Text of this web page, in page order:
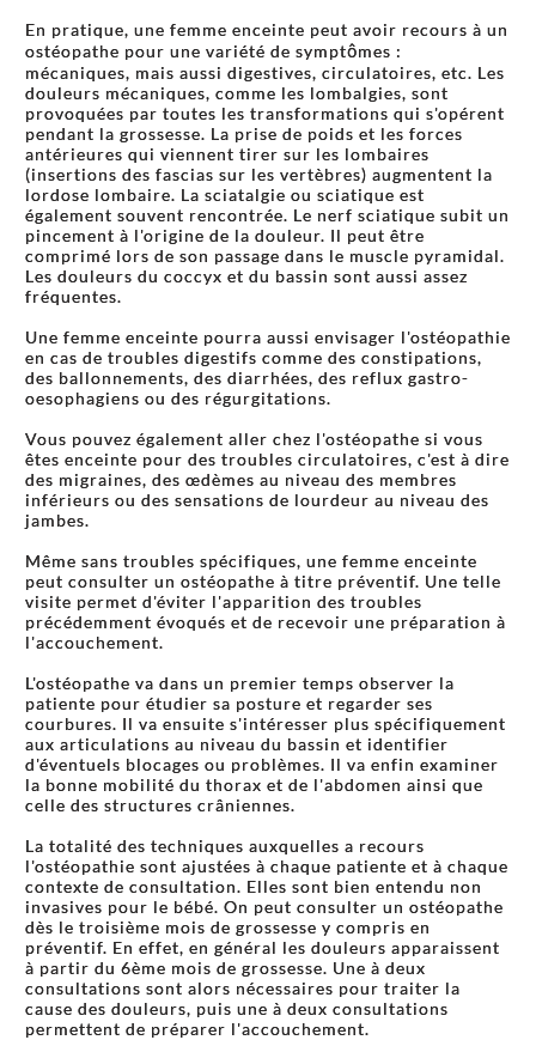
En pratique, une femme enceinte peut avoir recours à un
ostéopathe pour une variété de symptômes :
mécaniques, mais aussi digestives, circulatoires, etc. Les
douleurs mécaniques, comme les lombalgies, sont
provoquées par toutes les transformations qui s'opérent
pendant la grossesse. La prise de poids et les forces
antérieures qui viennent tirer sur les lombaires
(insertions des fascias sur les vertèbres) augmentent la
lordose lombaire. La sciatalgie ou sciatique est
également souvent rencontrée. Le nerf sciatique subit un
pincement à l'origine de la douleur. Il peut être
comprimé lors de son passage dans le muscle pyramidal.
Les douleurs du coccyx et du bassin sont aussi assez
fréquentes.
Une femme enceinte pourra aussi envisager l'ostéopathie
en cas de troubles digestifs comme des constipations,
des ballonnements, des diarrhées, des reflux gastro-
oesophagiens ou des régurgitations.
Vous pouvez également aller chez l'ostéopathe si vous
êtes enceinte pour des troubles circulatoires, c'est à dire
des migraines, des œdèmes au niveau des membres
inférieurs ou des sensations de lourdeur au niveau des
jambes.
Même sans troubles spécifiques, une femme enceinte
peut consulter un ostéopathe à titre préventif. Une telle
visite permet d'éviter l'apparition des troubles
précédemment évoqués et de recevoir une préparation à
l'accouchement.
L'ostéopathe va dans un premier temps observer la
patiente pour étudier sa posture et regarder ses
courbures. Il va ensuite s'intéresser plus spécifiquement
aux articulations au niveau du bassin et identifier
d'éventuels blocages ou problèmes. Il va enfin examiner
la bonne mobilité du thorax et de l'abdomen ainsi que
celle des structures crâniennes.
La totalité des techniques auxquelles a recours
l'ostéopathie sont ajustées à chaque patiente et à chaque
contexte de consultation. Elles sont bien entendu non
invasives pour le bébé. On peut consulter un ostéopathe
dès le troisième mois de grossesse y compris en
préventif. En effet, en général les douleurs apparaissent
à partir du 6ème mois de grossesse. Une à deux
consultations sont alors nécessaires pour traiter la
cause des douleurs, puis une à deux consultations
permettent de préparer l'accouchement.